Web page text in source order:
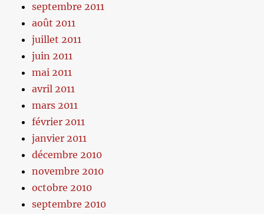
septembre 2011
août 2011
juillet 2011
juin 2011
mai 2011
avril 2011
mars 2011
février 2011
janvier 2011
décembre 2010
novembre 2010
octobre 2010
septembre 2010